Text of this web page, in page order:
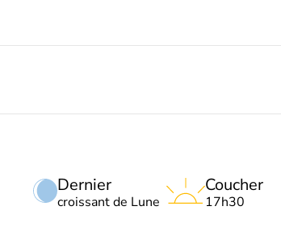
Dernier
croissant de Lune
Coucher
17h30